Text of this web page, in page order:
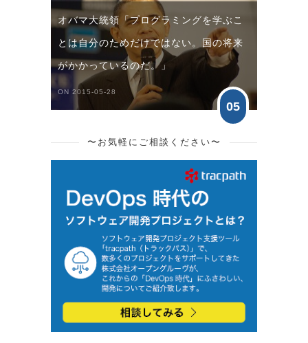
オバマ大統領「プログラミングを学ぶこ
とは自分のためだけではない。国の将来
がかかっているのだ。」
ON 2015-05-28
05
〜お気軽にご相談ください〜